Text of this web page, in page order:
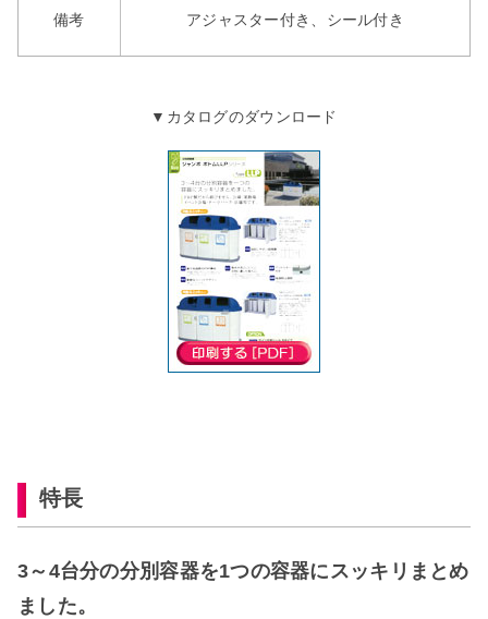
備考 アジャスター付き、シール付き
▼カタログのダウンロード
特長
3～4台分の分別容器を1つの容器にスッキリまとめ
ました。